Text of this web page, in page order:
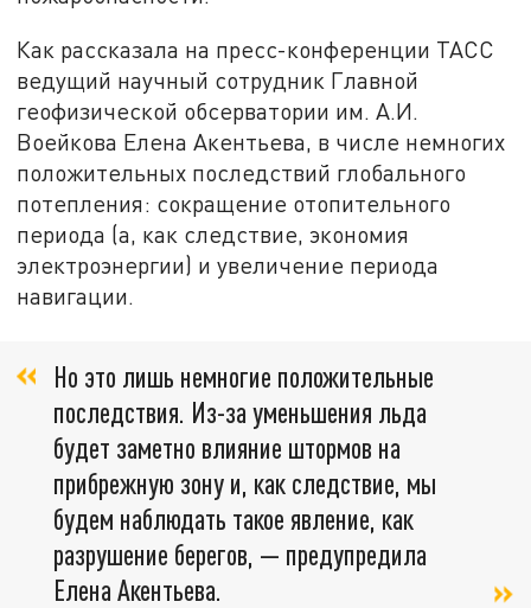
Как рассказала на пресс-конференции ТАСС
ведущий научный сотрудник Главной
геофизической обсерватории им. А.И.
Воейкова Елена Акентьева, в числе немногих
положительных последствий глобального
потепления: сокращение отопительного
периода (а, как следствие, экономия
электроэнергии) и увеличение периода
навигации.
Но это лишь немногие положительные
последствия. Из-за уменьшения льда
будет заметно влияние штормов на
прибрежную зону и, как следствие, мы
будем наблюдать такое явление, как
разрушение берегов, — предупредила
Елена Акентьева.